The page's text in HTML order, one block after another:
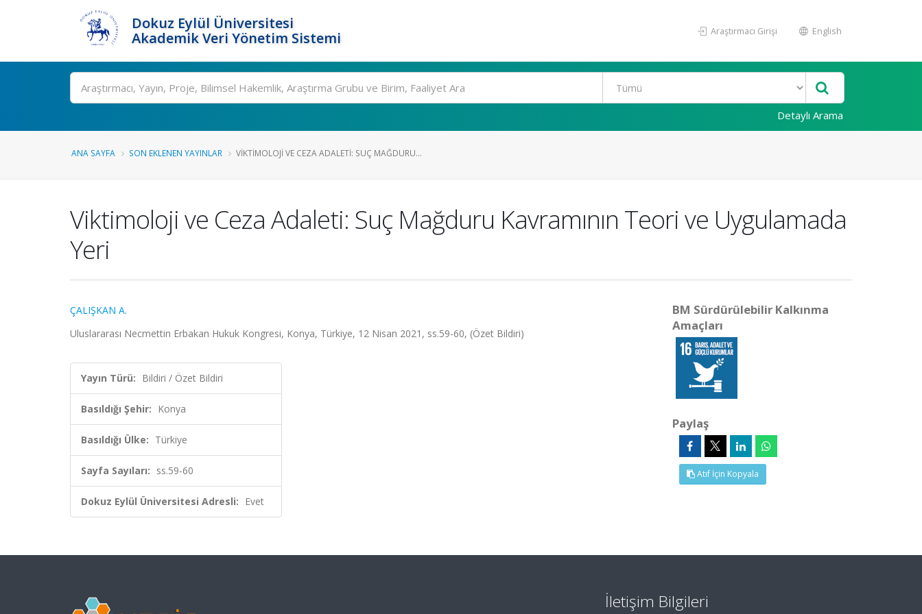
Dokuz Eylül Üniversitesi
Akademik Veri Yönetim Sistemi
Araştırmacı Girişi English
Ara
Detaylı Arama
ANA SAYFA SON EKLENEN YAYINLAR VIKTIMOLOJI VE CEZA ADALETI: SUÇ MAĞDURU...
Viktimoloji ve Ceza Adaleti: Suç Mağduru Kavramının Teori ve Uygulamada
Yeri
ÇALIŞKAN A.
Uluslararası Necmettin Erbakan Hukuk Kongresi, Konya, Türkiye, 12 Nisan 2021, ss.59-60, (Özet Bildiri)
Yayın Türü: Bildiri / Özet Bildiri
Basıldığı Şehir: Konya
Basıldığı Ülke: Türkiye
Sayfa Sayıları: ss.59-60
Dokuz Eylül Üniversitesi Adresli: Evet
BM Sürdürülebilir Kalkınma
Amaçları
Paylaş
Atıf İçin Kopyala
İletişim Bilgileri